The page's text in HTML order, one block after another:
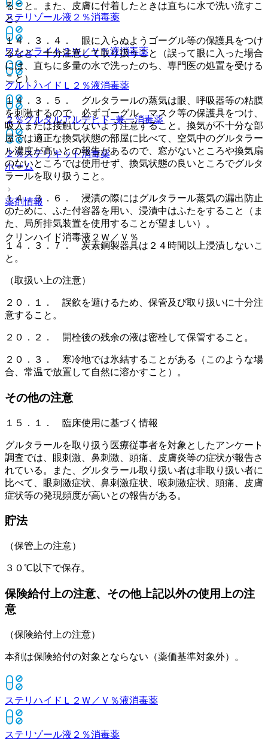
ステリゾール液２％消毒薬
ワシュライト２Ｗ／Ｖ％液消毒薬
グルトハイドＬ２％液消毒薬
２％グルタルアルデヒド−兼一消毒薬
２％ステリキット消毒薬
ホーム
薬剤情報
クリンハイド消毒液２Ｗ／Ｖ％
ること。また、皮膚に付着したときは直ちに水で洗い流すこ
と。
１４．３．４． 眼に入らぬようゴーグル等の保護具をつけ
るなど、十分注意して取り扱うこと（誤って眼に入った場合
には、直ちに多量の水で洗ったのち、専門医の処置を受ける
こと）。
１４．３．５． グルタラールの蒸気は眼、呼吸器等の粘膜
を刺激するので、必ずゴーグル、マスク等の保護具をつけ、
吸入または接触しないよう注意すること。換気が不十分な部
屋では適正な換気状態の部屋に比べて、空気中のグルタラー
ル濃度が高いとの報告があるので、窓がないところや換気扇
のないところでは使用せず、換気状態の良いところでグルタ
ラールを取り扱うこと。
１４．３．６． 浸漬の際にはグルタラール蒸気の漏出防止
のために、ふた付容器を用い、浸漬中はふたをすること（ま
た、局所排気装置を使用することが望ましい）。
１４．３．７． 炭素鋼製器具は２４時間以上浸漬しないこ
と。
（取扱い上の注意）
２０．１． 誤飲を避けるため、保管及び取り扱いに十分注
意すること。
２０．２． 開栓後の残余の液は密栓して保管すること。
２０．３． 寒冷地では氷結することがある（このような場
合、常温で放置して自然に溶かすこと）。
その他の注意
１５．１． 臨床使用に基づく情報
グルタラールを取り扱う医療従事者を対象としたアンケート
調査では、眼刺激、鼻刺激、頭痛、皮膚炎等の症状が報告さ
れている。また、グルタラール取り扱い者は非取り扱い者に
比べて、眼刺激症状、鼻刺激症状、喉刺激症状、頭痛、皮膚
症状等の発現頻度が高いとの報告がある。
貯法
（保管上の注意）
３０℃以下で保存。
保険給付上の注意、その他上記以外の使用上の注
意
（保険給付上の注意）
本剤は保険給付の対象とならない（薬価基準対象外）。
ステリハイドＬ２Ｗ／Ｖ％液消毒薬
ステリゾール液２％消毒薬